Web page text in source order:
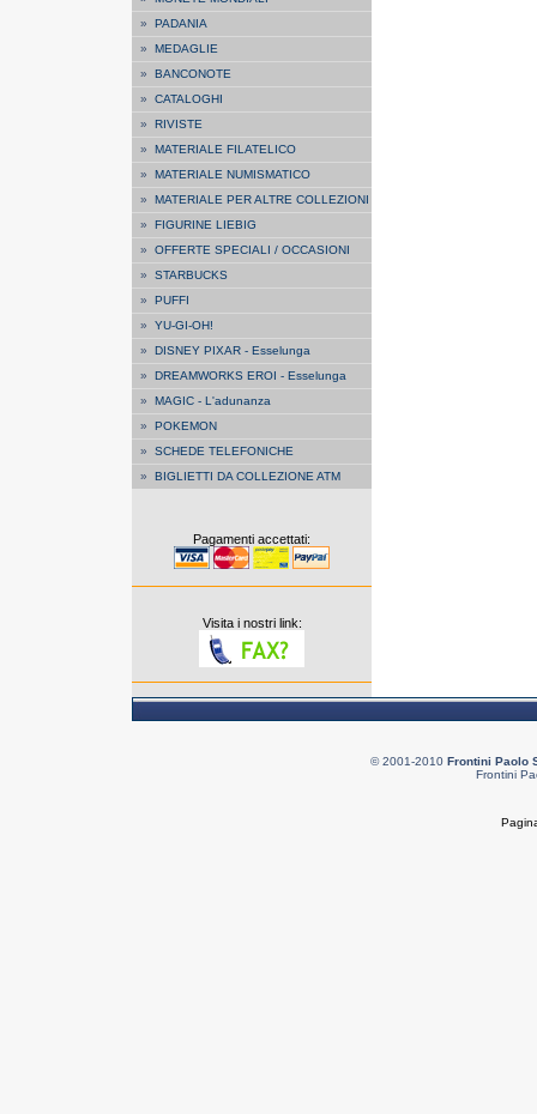
» PADANIA
» MEDAGLIE
» BANCONOTE
» CATALOGHI
» RIVISTE
» MATERIALE FILATELICO
» MATERIALE NUMISMATICO
» MATERIALE PER ALTRE COLLEZIONI
» FIGURINE LIEBIG
» OFFERTE SPECIALI / OCCASIONI
» STARBUCKS
» PUFFI
» YU-GI-OH!
» DISNEY PIXAR - Esselunga
» DREAMWORKS EROI - Esselunga
» MAGIC - L'adunanza
» POKEMON
» SCHEDE TELEFONICHE
» BIGLIETTI DA COLLEZIONE ATM
Pagamenti accettati:
Visita i nostri link:
© 2001-2010 Frontini Paolo
Frontini